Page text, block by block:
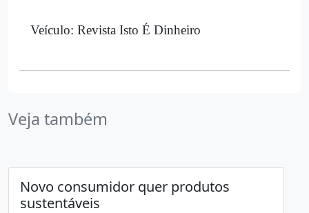
Veículo: Revista Isto É Dinheiro
Veja também
Novo consumidor quer produtos
sustentáveis